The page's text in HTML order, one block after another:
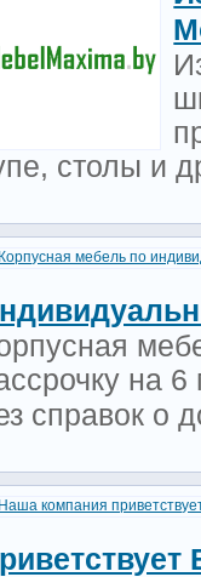
столы и
на
справок о